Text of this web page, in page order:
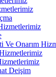
Ve Onarım
Deişim